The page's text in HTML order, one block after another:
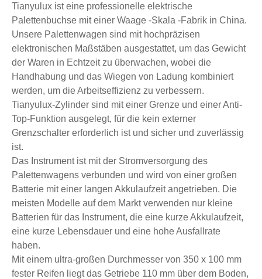
Tianyulux ist eine professionelle elektrische
Palettenbuchse mit einer Waage -Skala -Fabrik in China.
Unsere Palettenwagen sind mit hochpräzisen
elektronischen Maßstäben ausgestattet, um das Gewicht
der Waren in Echtzeit zu überwachen, wobei die
Handhabung und das Wiegen von Ladung kombiniert
werden, um die Arbeitseffizienz zu verbessern.
Tianyulux-Zylinder sind mit einer Grenze und einer Anti-
Top-Funktion ausgelegt, für die kein externer
Grenzschalter erforderlich ist und sicher und zuverlässig
ist.
Das Instrument ist mit der Stromversorgung des
Palettenwagens verbunden und wird von einer großen
Batterie mit einer langen Akkulaufzeit angetrieben. Die
meisten Modelle auf dem Markt verwenden nur kleine
Batterien für das Instrument, die eine kurze Akkulaufzeit,
eine kurze Lebensdauer und eine hohe Ausfallrate
haben.
Mit einem ultra-großen Durchmesser von 350 x 100 mm
fester Reifen liegt das Getriebe 110 mm über dem Boden,